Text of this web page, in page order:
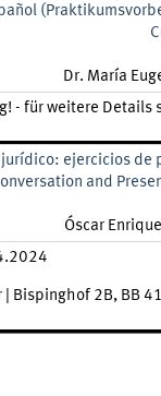
Lehrkraft:
Dr. María
- für weitere Details
jurídico: ejercicios de
and
Lehrkraft:
Óscar
| Bispinghof 2B, BB